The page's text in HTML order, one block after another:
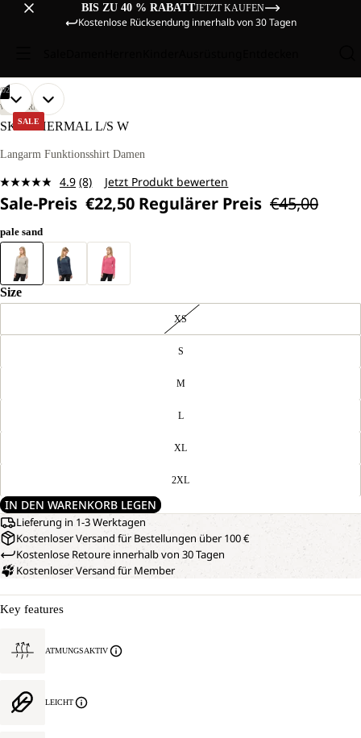
BIS ZU 40 % RABATTJETZT KAUFEN
Kostenlose Rücksendung innerhalb von 30 Tagen
SALE
UNSER
MODEL
IST
CM
ND T
RÄGT G
RÖSSE S.
02
BILD
IM
ÖFFNEN
UNSER
MODEL
IST
CM
ND T
RÄGT G
RÖSSE S.
BILD
IM
ÖFFNEN
WANDERN
SKY THERMAL L/S W
Langarm Funktionsshirt Damen
4.9 8
Bewertungen
lesen.
auf
derselben
Seite.
(8) Jetzt Produkt bewerten
Sale-Preis €22,50 Regulärer Preis €45,00
pale sand
Size
XS
S
M
L
XL
2XL
IN DEN WARENKORB LEGEN
Lieferung in 1-3 Werktagen
Kostenloser Versand für Bestellungen über 100 €
Kostenlose Retoure innerhalb von 30 Tagen
Kostenloser Versand für Member
Key features
ATMUNGSAKTIV
LEICHT